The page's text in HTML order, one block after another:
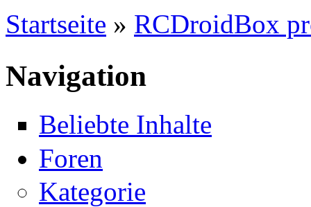
Startseite » RCDroidBox
Navigation
Beliebte Inhalte
Foren
Kategorie